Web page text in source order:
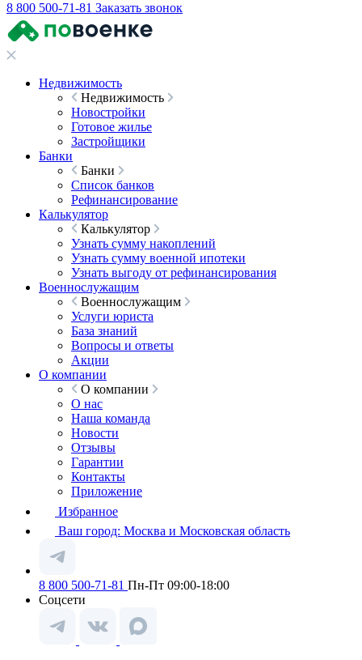
8 800 500-71-81 Заказать звонок
Недвижимость
Недвижимость
Новостройки
Готовое жилье
Застройщики
Банки
Банки
Список банков
Рефинансирование
Калькулятор
Калькулятор
Узнать сумму накоплений
Узнать сумму военной ипотеки
Узнать выгоду от рефинансирования
Военнослужащим
Военнослужащим
Услуги юриста
База знаний
Вопросы и ответы
Акции
О компании
О компании
О нас
Наша команда
Новости
Отзывы
Гарантии
Контакты
Приложение
Избранное
Ваш город: Москва и Московская область
8 800 500-71-81 Пн-Пт 09:00-18:00
Соцсети